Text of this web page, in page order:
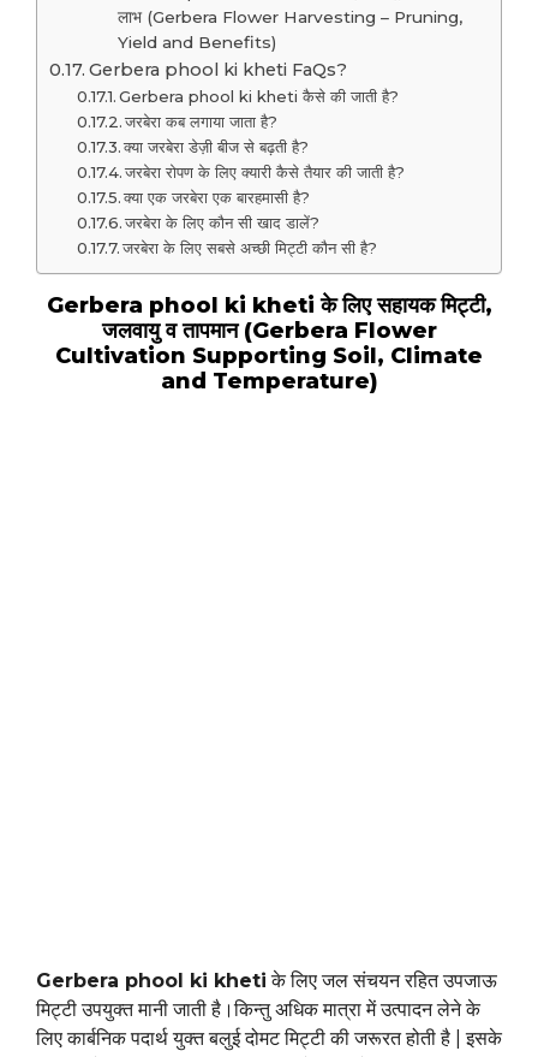
लाभ (Gerbera Flower Harvesting – Pruning,
Yield and Benefits)
Gerbera phool ki kheti FaQs?
Gerbera phool ki kheti कैसे की जाती है?
जरबेरा कब लगाया जाता है?
क्या जरबेरा डेज़ी बीज से बढ़ती है?
जरबेरा रोपण के लिए क्यारी कैसे तैयार की जाती है?
क्या एक जरबेरा एक बारहमासी है?
जरबेरा के लिए कौन सी खाद डालें?
जरबेरा के लिए सबसे अच्छी मिट्टी कौन सी है?
Gerbera phool ki kheti के लिए सहायक मिट्टी,
जलवायु व तापमान (Gerbera Flower
Cultivation Supporting Soil, Climate
and Temperature)
Gerbera phool ki kheti के लिए जल संचयन रहित उपजाऊ
मिट्टी उपयुक्त मानी जाती है।किन्तु अधिक मात्रा में उत्पादन लेने के
लिए कार्बनिक पदार्थ युक्त बलुई दोमट मिट्टी की जरूरत होती है | इसके